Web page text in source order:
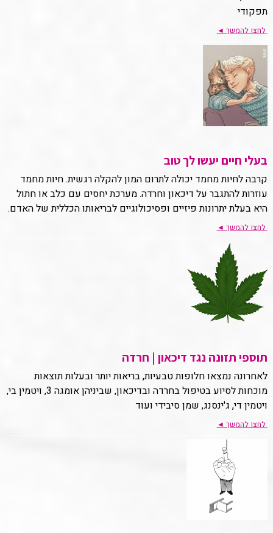
תפקודי
לחצו להמשך ◄
בעלי חיים יעשו לך טוב
קרבה לחיות מחמד יכולה לתרום המון להקלה רגשית. חיות מחמד
עוזרות להתגבר על דיכאון וחרדה. מערכת יחסים עם כלב או חתול
היא בעלת יתרונות פיזיים ופסיכולוגיים לבריאותו הכללית של האדם.
לחצו להמשך ◄
תוספי תזונה נגד דיכאון | חרדה
לאחרונה נמצאו חלופות טבעיות, בריאות יותר ובעלות תוצאות
מוכחות לסיוע בטיפול בחרדה ובדיכאון, שביניהן אומגה 3, ויטמין בי,
ויטמין די, ג'ינסנג, שמן סיבידי ועוד
לחצו להמשך ◄